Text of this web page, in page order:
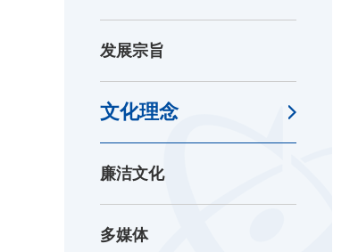
发展宗旨
文化理念
廉洁文化
多媒体